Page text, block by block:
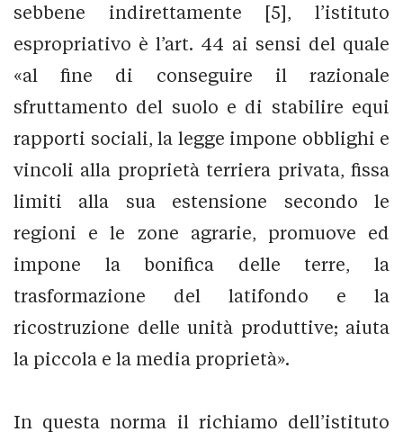
sebbene indirettamente [5], l’istituto
espropriativo è l’art. 44 ai sensi del quale
«al fine di conseguire il razionale
sfruttamento del suolo e di stabilire equi
rapporti sociali, la legge impone obblighi e
vincoli alla proprietà terriera privata, fissa
limiti alla sua estensione secondo le
regioni e le zone agrarie, promuove ed
impone la bonifica delle terre, la
trasformazione del latifondo e la
ricostruzione delle unità produttive; aiuta
la piccola e la media proprietà».
In questa norma il richiamo dell’istituto